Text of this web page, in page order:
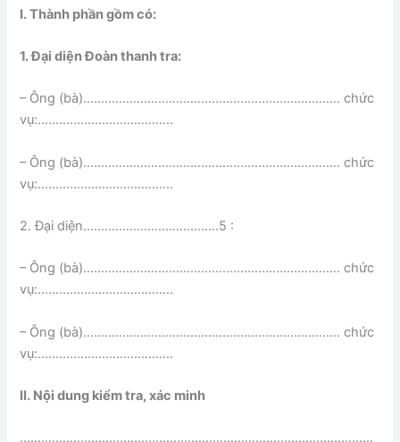
I. Thành phần gồm có:
1. Đại diện Đoàn thanh tra:
– Ông (bà)……………………………………………………………… chức
vụ:………………………………..
– Ông (bà)……………………………………………………………… chức
vụ:………………………………..
2. Đại diện………………………………..5 :
– Ông (bà)……………………………………………………………… chức
vụ:………………………………..
– Ông (bà)……………………………………………………………… chức
vụ:………………………………..
II. Nội dung kiểm tra, xác minh
………………………………………………………………………………………